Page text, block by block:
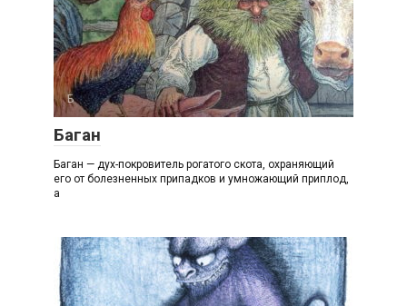
Б
Баган
Баган — дух-покровитель рогатого скота, охраняющий
его от болезненных припадков и умножающий приплод,
а